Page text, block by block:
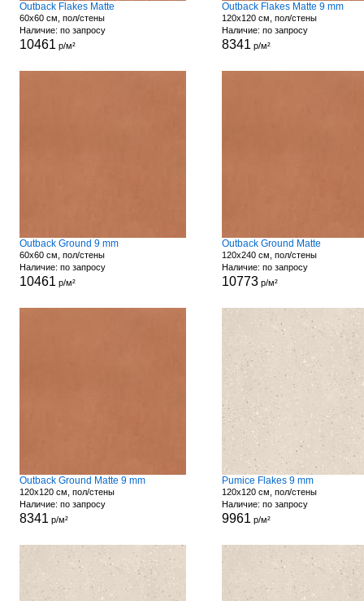
Outback Flakes Matte
60x60 см, пол/стены
Наличие: по запросу
10461 р/м²
Outback Flakes Matte 9 mm
120x120 см, пол/стены
Наличие: по запросу
8341 р/м²
Outback Ground 9 mm
60x60 см, пол/стены
Наличие: по запросу
10461 р/м²
Outback Ground Matte
120x240 см, пол/стены
Наличие: по запросу
10773р/м²
Outback Ground Matte 9 mm
120x120 см, пол/стены
Наличие: по запросу
8341 р/м²
Pumice Flakes 9 mm
120x120 см, пол/стены
Наличие: по запросу
9961 р/м²